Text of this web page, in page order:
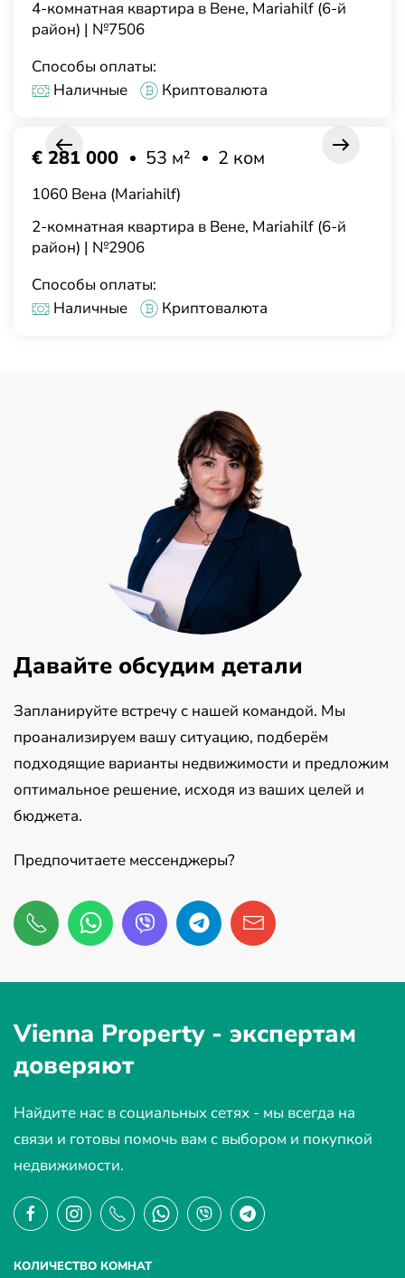
4-комнатная квартира в Вене, Mariahilf (6-й
район) | №7506
Способы оплаты:
Наличные
Криптовалюта
2-комнатная квартира в Вене, Mariahilf (6-й
район) | №2906
€ 281 000 53 м² 2 ком
1060 Вена (Mariahilf)
Способы оплаты:
Наличные
Криптовалюта
Давайте обсудим детали
Запланируйте встречу с нашей командой. Мы
проанализируем вашу ситуацию, подберём
подходящие варианты недвижимости и предложим
оптимальное решение, исходя из ваших целей и
бюджета.
Предпочитаете мессенджеры?
Vienna Property - экспертам
доверяют
Найдите нас в социальных сетях - мы всегда на
связи и готовы помочь вам с выбором и покупкой
недвижимости.
КОЛИЧЕСТВО КОМНАТ